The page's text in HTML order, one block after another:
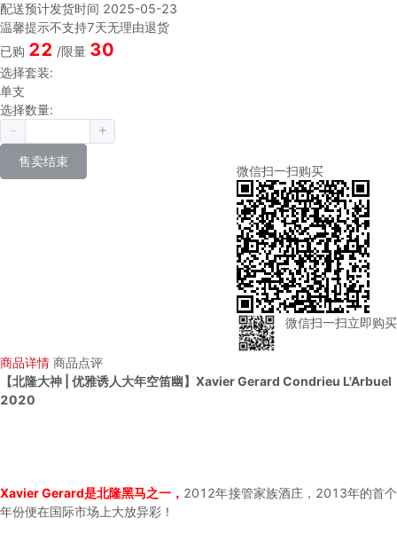
配送预计发货时间 2025-05-23
温馨提示不支持7天无理由退货
已购 22 /限量 30
选择套装:
单支
选择数量:
售卖结束
微信扫一扫购买
微信扫一扫立即购买
商品详情 商品点评
【北隆大神 | 优雅诱人大年空笛幽】Xavier Gerard Condrieu L'Arbuel
2020
Xavier Gerard是北隆黑马之一， 2012年接管家族酒庄，2013年的首个
年份便在国际市场上大放异彩！